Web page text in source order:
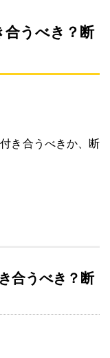
合うべき？断
き合うべきか、断
合うべき？断